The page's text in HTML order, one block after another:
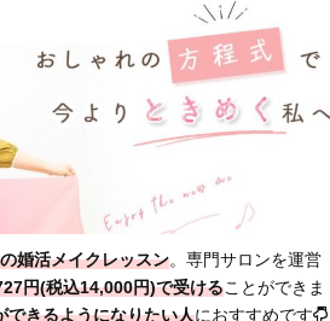
婚活メイクレッスン。専門サロンを運営
円(税込14,000円)で受けることができま
できるようになりたい人におすすめです